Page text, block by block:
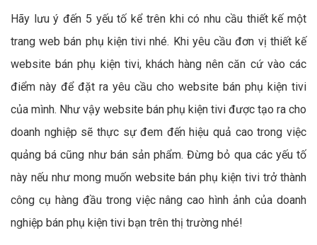
Hãy lưu ý đến 5 yếu tố kể trên khi có nhu cầu thiết kế một
trang web bán phụ kiện tivi nhé. Khi yêu cầu đơn vị thiết kế
website bán phụ kiện tivi, khách hàng nên căn cứ vào các
điểm này để đặt ra yêu cầu cho website bán phụ kiện tivi
của mình. Như vậy website bán phụ kiện tivi được tạo ra cho
doanh nghiệp sẽ thực sự đem đến hiệu quả cao trong việc
quảng bá cũng như bán sản phẩm. Đừng bỏ qua các yếu tố
này nếu như mong muốn website bán phụ kiện tivi trở thành
công cụ hàng đầu trong việc nâng cao hình ảnh của doanh
nghiệp bán phụ kiện tivi bạn trên thị trường nhé!